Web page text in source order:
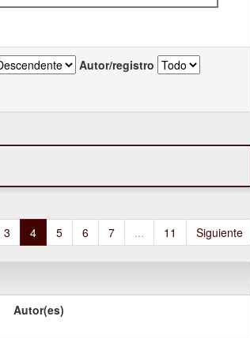
Autor/registro
3 4 5 6 7 ... 11 Siguiente
Autor(es)